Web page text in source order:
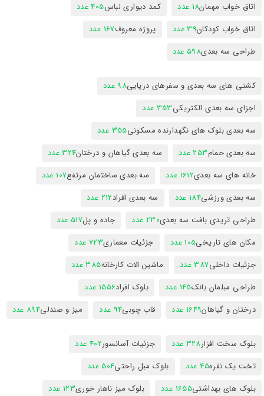
اتاق خواب مهمان18 عدد کمد دیواری لباس405 عدد
اتاق خواب کودکان39 عدد پروژه معروف167 عدد
طراحی سه بعدی598 عدد
کشتی های سه بعدی و سفرهای دریایی98 عدد
اجزای سه بعدی الکتریکی353 عدد
سه بعدی بلوک های نگهدارنده مسکونی355 عدد
سه بعدی حمام253 عدد سه بعدی گیاهان و درختان324 عدد
خانه های سه بعدی1612 عدد سه بعدی ساختمان مرتفع107 عدد
سه بعدی ورزشی184 عدد سه بعدی افراد212 عدد
طراحی تریدی بافت سه بعدی230 عدد جاده و پل517 عدد
مکان های تاریخی105 عدد جزئیات معماری723 عدد
جزئیات داخلی387 عدد ماشین الات کارخانه385 عدد
طراحی مبلمان بانک145 عدد بلوک افراد1556 عدد
درختان و گیاهان1649 عدد قاب چوبی94 عدد میز و صندلی894 عدد
بلوک سخت افزار328 عدد جزئیات آسانسور402 عدد
تخت یک نفره45 عدد بلوک مبل راحتی504 عدد
بلوک های بهداشتی1655 عدد بلوک میز ناهار خوری123 عدد